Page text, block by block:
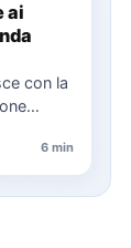
ai
con la
6 min